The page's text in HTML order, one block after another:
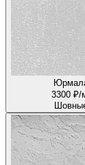
3300 ₽/